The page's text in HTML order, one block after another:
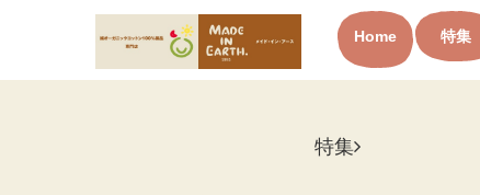
オーガニックコットン製品と
Home 特集
特集